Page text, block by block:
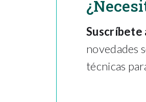
novedades
técnicas